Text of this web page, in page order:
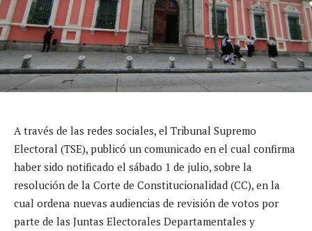
A través de las redes sociales, el Tribunal Supremo
Electoral (TSE), publicó un comunicado en el cual confirma
haber sido notificado el sábado 1 de julio, sobre la
resolución de la Corte de Constitucionalidad (CC), en la
cual ordena nuevas audiencias de revisión de votos por
parte de las Juntas Electorales Departamentales y